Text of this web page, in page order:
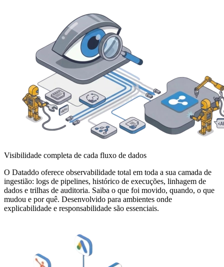
Visibilidade completa de cada fluxo de dados
O Dataddo oferece observabilidade total em toda a sua camada de
ingestião: logs de pipelines, histórico de execuções, linhagem de
dados e trilhas de auditoria. Saiba o que foi movido, quando, o que
mudou e por quê. Desenvolvido para ambientes onde
explicabilidade e responsabilidade são essenciais.